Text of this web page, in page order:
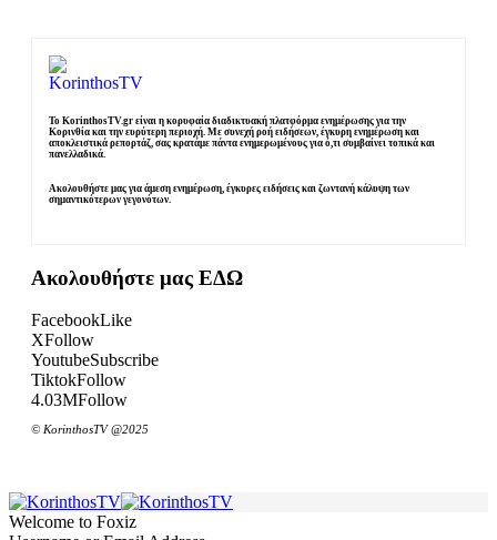
Το KorinthosTV.gr είναι η κορυφαία διαδικτυακή πλατφόρμα ενημέρωσης για την
Κορινθία και την ευρύτερη περιοχή. Με συνεχή ροή ειδήσεων, έγκυρη ενημέρωση και
αποκλειστικά ρεπορτάζ, σας κρατάμε πάντα ενημερωμένους για ό,τι συμβαίνει τοπικά και
πανελλαδικά.
Ακολουθήστε μας για άμεση ενημέρωση, έγκυρες ειδήσεις και ζωντανή κάλυψη των
σημαντικότερων γεγονότων.
Ακολουθήστε μας ΕΔΩ
FacebookLike
XFollow
YoutubeSubscribe
TiktokFollow
4.03MFollow
© KorinthosTV @2025
Welcome to Foxiz